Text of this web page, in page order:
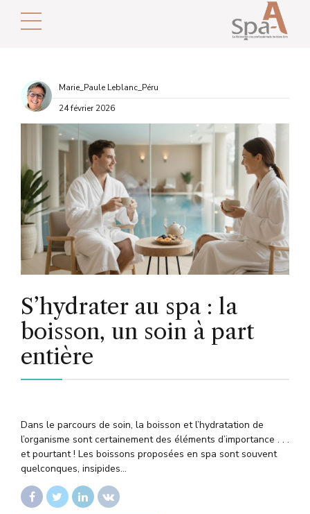
Marie_Paule Leblanc_Péru
24 février 2026
S’hydrater au spa : la
boisson, un soin à part
entière
Dans le parcours de soin, la boisson et l’hydratation de
l’organisme sont certainement des éléments d’importance . . .
et pourtant ! Les boissons proposées en spa sont souvent
quelconques, insipides…